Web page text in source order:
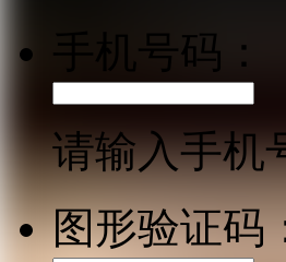
手机号码：
请输入手机
图形验证码